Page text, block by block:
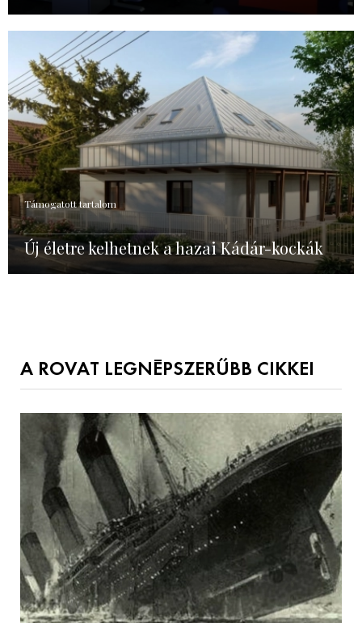
Támogatott tartalom
Új életre kelhetnek a hazai Kádár-kockák
A ROVAT LEGNÉPSZERŰBB CIKKEI